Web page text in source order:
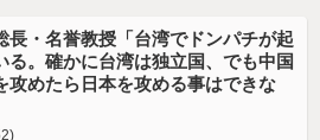
長・名誉教授「台湾でドンパチが起
る。確かに台湾は独立国、でも中国
攻めたら日本を攻める事はできな